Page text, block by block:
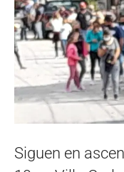
Siguen en